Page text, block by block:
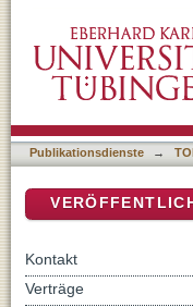
Publikationsdienste →
Kontakt
Verträge